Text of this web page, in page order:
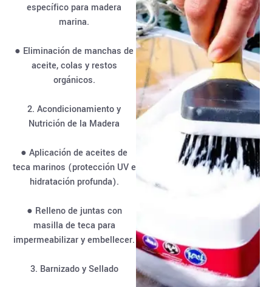
específico para madera
marina.
● Eliminación de manchas de
aceite, colas y restos
orgánicos.
2. Acondicionamiento y
Nutrición de la Madera
● Aplicación de aceites de
teca marinos (protección UV e
hidratación profunda).
● Relleno de juntas con
masilla de teca para
impermeabilizar y embellecer.
3. Barnizado y Sellado